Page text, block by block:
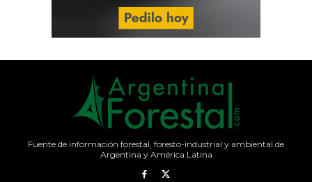
Fuente de información forestal, foresto-industrial y ambiental de
Argentina y América Latina